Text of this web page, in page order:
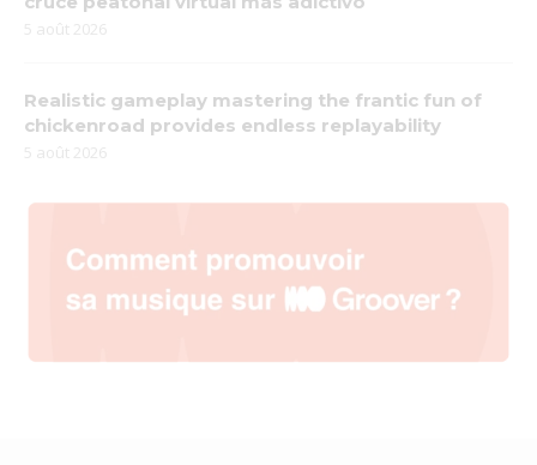
5 août 2026
Realistic gameplay mastering the frantic fun of
chickenroad provides endless replayability
5 août 2026